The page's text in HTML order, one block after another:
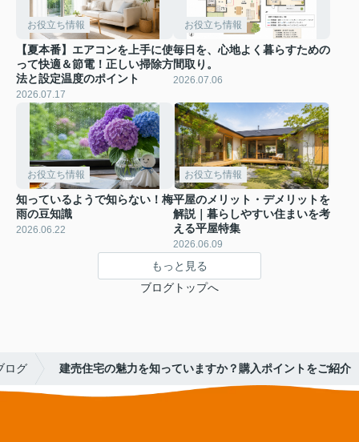
お役立ち情報
【夏本番】エアコンを上手に使
って快適＆節電！正しい掃除方
法と設定温度のポイント
2026.07.17
お役立ち情報
毎日を、心地よく暮らすための
間取り。
2026.07.06
お役立ち情報
知っているようで知らない！梅
雨の豆知識
2026.06.22
お役立ち情報
平屋のメリット・デメリットを
解説｜暮らしやすい住まいを考
える平屋特集
2026.06.09
もっと見る
ブログトップへ
ログ 建売住宅の魅力を知っていますか？購入ポイントをご紹介